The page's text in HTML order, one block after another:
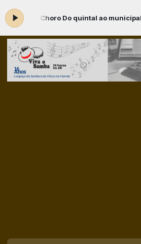
Choro Do quintal ao municipal - 02 -